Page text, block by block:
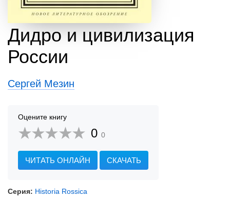
Дидро и цивилизация
России
Сергей Мезин
Оцените книгу
0 0
ЧИТАТЬ ОНЛАЙН СКАЧАТЬ
Серия: Historia Rossica